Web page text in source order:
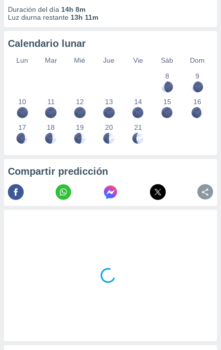
Duración del día 14h 8m
Luz diurna restante 13h 11m
Calendario lunar
Lun Mar Mié Jue Vie Sáb
Dom
8
9
10 11 12 13 14 15 16
17 18 19 20 21
Compartir predicción